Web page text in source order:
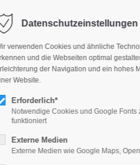
dolor sit amet:
/ 365days
land.de
Start Über uns
Datenschutzeinstellungen
verwenden Cookies und ähnliche
und die Webseiten optimal
der Navigation und ein hohes
Website.
Erforderlich*
Notwendige Cookies und Google
funktioniert
Externe Medien
Externe Medien wie Google Maps,